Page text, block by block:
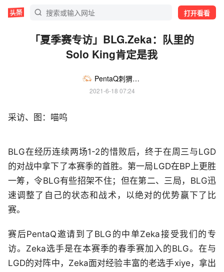
打开看看
「夏季赛专访」BLG.Zeka：队里的
Solo King肯定是我
PentaQ刺猬电竞
2021-6-18 07:24
采访、图：喵呜
BLG在经历连续两场1-2的惜败后，终于在周三与LGD
的对战中拿下了本赛季的首胜。第一局LGD在BP上更胜
一筹，令BLG有些招架不住；但在第二、三局，BLG迅
速调整了自己的状态和战术，以绝对的优势赢下了比
赛。
赛后PentaQ邀请到了BLG的中单Zeka接受我们的专
访。Zeka选手是在本赛季的春季赛加入的BLG。在与
LGD的对阵中，Zeka面对经验丰富的老选手xiye，拿出